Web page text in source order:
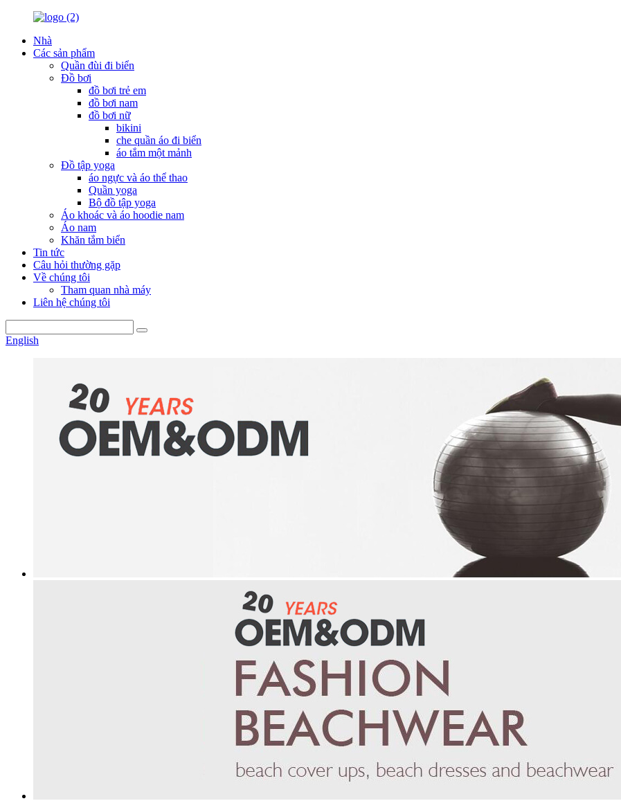
Nhà
Các sản phẩm
Quần đùi đi biển
Đồ bơi
đồ bơi trẻ em
đồ bơi nam
đồ bơi nữ
bikini
che quần áo đi biển
áo tắm một mảnh
Đồ tập yoga
áo ngực và áo thể thao
Quần yoga
Bộ đồ tập yoga
Áo khoác và áo hoodie nam
Áo nam
Khăn tắm biển
Tin tức
Câu hỏi thường gặp
Về chúng tôi
Tham quan nhà máy
Liên hệ chúng tôi
English